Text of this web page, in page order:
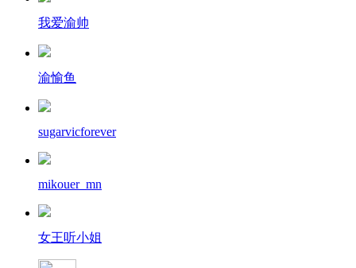
我爱渝帅
渝愉鱼
sugarvicforever
mikouer_mn
女王听小姐